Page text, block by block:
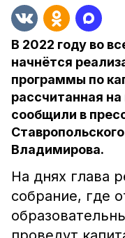
В 2022 году во
начнётся
программы по
рассчитанная
сообщили в
Владимирова.
На днях глава
собрание, где